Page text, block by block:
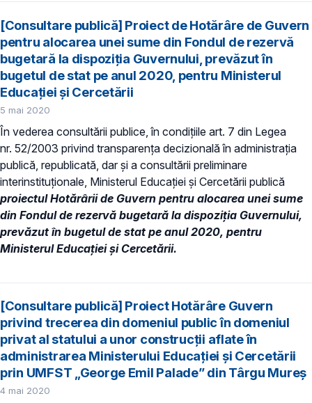
[Consultare publică] Proiect de Hotărâre de Guvern
pentru alocarea unei sume din Fondul de rezervă
bugetară la dispoziția Guvernului, prevăzut în
bugetul de stat pe anul 2020, pentru Ministerul
Educației și Cercetării
5 mai 2020
În vederea consultării publice, în condiţiile art. 7 din Legea
nr. 52/2003 privind transparenţa decizională în administraţia
publică, republicată, dar și a consultării preliminare
interinstituționale, Ministerul Educaţiei și Cercetării publică
proiectul Hotărârii de Guvern pentru alocarea unei sume
din Fondul de rezervă bugetară la dispoziția Guvernului,
prevăzut în bugetul de stat pe anul 2020, pentru
Ministerul Educației și Cercetării.
[Consultare publică] Proiect Hotărâre Guvern
privind trecerea din domeniul public în domeniul
privat al statului a unor construcții aflate în
administrarea Ministerului Educației și Cercetării
prin UMFST „George Emil Palade” din Târgu Mureș
4 mai 2020